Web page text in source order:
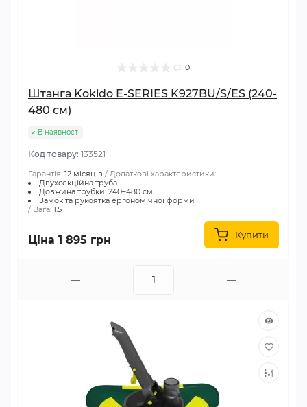
0
Штанга Kokido E-SERIES K927BU/S/ES (240-
480 см)
В наявності
Код товару: 133521
Гарантія: 12 місяців
Додаткові характеристики:
Двухсекційна труба
Довжина трубки: 240–480 см
Замок та рукоятка ергономічної форми
Вага: 1.5
Ціна 1 895 грн Купити